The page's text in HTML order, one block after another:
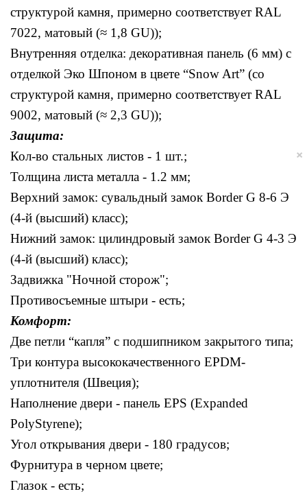
структурой камня, примерно соответствует RAL
7022, матовый (≈ 1,8 GU));
Внутренняя отделка: декоративная панель (6 мм) с
отделкой Эко Шпоном в цвете “Snow Art” (со
структурой камня, примерно соответствует RAL
9002, матовый (≈ 2,3 GU));
Защита:
Кол-во стальных листов - 1 шт.;
Толщина листа металла - 1.2 мм;
Верхний замок: сувальдный замок Border G 8-6 Э
(4-й (высший) класс);
Нижний замок: цилиндровый замок Border G 4-3 Э
(4-й (высший) класс);
Задвижка "Ночной сторож";
Противосъемные штыри - есть;
Комфорт:
Две петли “капля” с подшипником закрытого типа;
Три контура высококачественного EPDM-
уплотнителя (Швеция);
Наполнение двери - панель EPS (Expanded
PolyStyrene);
Угол открывания двери - 180 градусов;
Фурнитура в черном цвете;
Глазок - есть;
×